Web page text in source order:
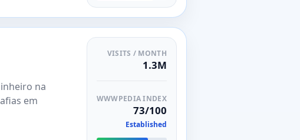
na
em
VISITS / MONTH
1.3M
WWWPEDIA INDEX
73/100
Established